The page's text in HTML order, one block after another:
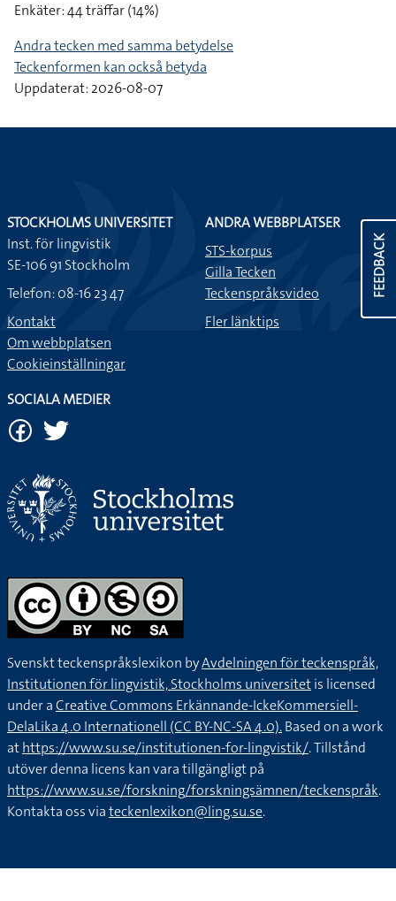
Enkäter: 44 träffar (14%)
Andra tecken med samma betydelse
Teckenformen kan också betyda
Uppdaterat: 2026-08-07
FEEDBACK
STOCKHOLMS UNIVERSITET
Inst. för lingvistik
SE-106 91 Stockholm
Telefon: 08-16 23 47
Kontakt
Om webbplatsen
Cookieinställningar
ANDRA WEBBPLATSER
STS-korpus
Gilla Tecken
Teckenspråksvideo
Fler länktips
SOCIALA MEDIER
Svenskt teckenspråkslexikon byAvdelningen för teckenspråk,
Institutionen för lingvistik, Stockholms universitetis licensed
under aCreative Commons Erkännande-IckeKommersiell-
DelaLika 4.0 Internationell (CC BY-NC-SA 4.0).Based on a work
athttps://www.su.se/institutionen-for-lingvistik/. Tillstånd
utöver denna licens kan vara tillgängligt på
https://www.su.se/forskning/forskningsämnen/teckenspråk.
Kontakta oss viateckenlexikon@ling.su.se.